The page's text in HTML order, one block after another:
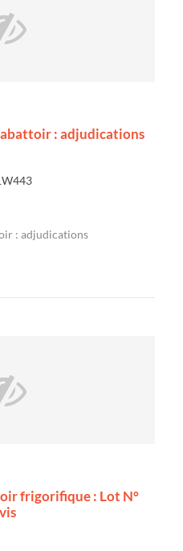
: adjudications
: adjudications
frigorifique : Lot N°